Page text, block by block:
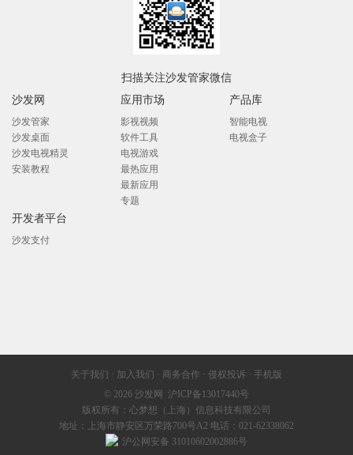
扫描关注沙发管家微信
沙发网
沙发管家
沙发桌面
沙发电视精灵
安装教程
应用市场
影视视频
软件工具
电视游戏
最热应用
最新应用
专题
产品库
智能电视
电视盒子
开发者平台
沙发支付
关于我们 · 加入我们 · 商务合作 · 侵权投诉 · 手机版
© 2026 沙发网
沪ICP备13017440号
版权所有：心梦想（上海）信息科技有限公司
地址：上海市静安区万荣路700号A2 电话：021-62338062
沪公网安备 31010602002886号